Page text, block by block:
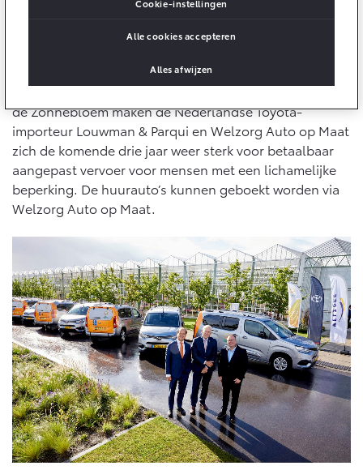
Vanaf € 39.995,-
Toyota C-HR
HYBRIDE
Vanaf € 36.495,-
BATTERIJ-ELEKTRISCH
Vanaf € 37.995,-
PLUG-IN HYBRIDE
Vanaf € 49.995,-
bZ4X
BATTERIJ-ELEKTRISCH
bZ4X Touring
BATTERIJ-ELEKTRISCH
10 jaar batterijgarantie
Toyota fabrieksgarantie
Onderdelen & Accessoires
Onderdelen
Accessoires
Banden
Connected Services
MyToyota login
MyToyota App
Abonnementen
Multimedia
Connected check
Navigatie updates
Toyota Autoverzekering
Toyota Hybride Autoverzekering
Bedrijfswagens op maat
Verzekeren
De aangepaste rolstoelhuurauto’s van de Zonnebloem
bieden mensen met een lichamelijke beperking meer
krijgen alle Zonnebloemauto’s dezelfde uitrusting en
uniforme uitstraling. Samen met Nationale Vereniging
de Zonnebloem maken de Nederlandse Toyota-
importeur Louwman & Parqui en Welzorg Auto op Maat
zich de komende drie jaar weer sterk voor betaalbaar
aangepast vervoer voor mensen met een lichamelijke
beperking. De huurauto’s kunnen geboekt worden via
Welzorg Auto op Maat.
Cookie-instellingen
Alles afwijzen
Alle cookies accepteren